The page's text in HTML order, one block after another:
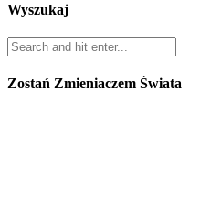
Wyszukaj
Zostań Zmieniaczem Świata